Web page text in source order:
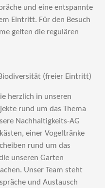
und eine entspannte
Eintritt. Für den Besuch
gelten die regulären
(freier Eintritt)
herzlich in unseren
rund um das Thema
Nachhaltigkeits-AG
einer Vogeltränke
rund um das
unseren Garten
Unser Team steht
und Austausch